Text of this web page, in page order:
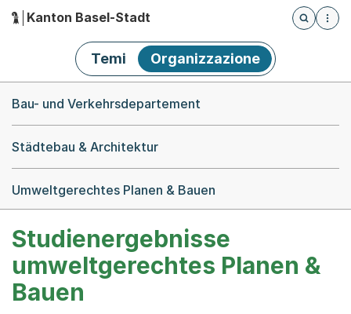
Hauptnavigation
Kanton Basel-Stadt
Öffnet
Temi Organizzazione
Bau- und Verkehrsdepartement
Städtebau & Architektur
Umweltgerechtes Planen & Bauen
Studienergebnisse
umweltgerechtes Planen &
Bauen